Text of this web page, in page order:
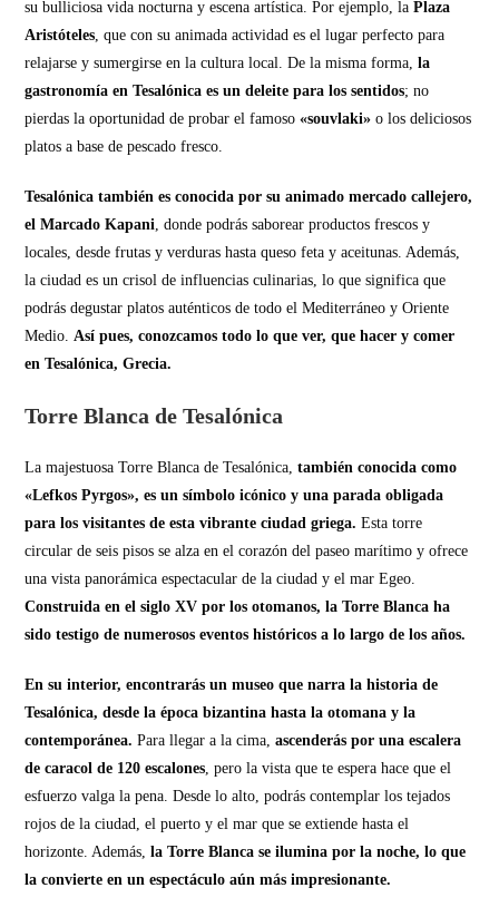
su bulliciosa vida nocturna y escena artística. Por ejemplo, laPlaza
Aristóteles, que con su animada actividad es el lugar perfecto para
relajarse y sumergirse en la cultura local. De la misma forma,la
gastronomía en Tesalónica es un deleite para los sentidos; no
pierdas la oportunidad de probar el famoso «souvlaki» o los deliciosos
platos a base de pescado fresco.
Tesalónica también es conocida por su animado mercado callejero,
el Marcado Kapani, donde podrás saborear productos frescos y
locales, desde frutas y verduras hasta queso feta y aceitunas. Además,
la ciudad es un crisol de influencias culinarias, lo que significa que
podrás degustar platos auténticos de todo el Mediterráneo y Oriente
Medio.Así pues, conozcamos todo lo que ver, que hacer y comer
en Tesalónica, Grecia.
Torre Blanca de Tesalónica
La majestuosa Torre Blanca de Tesalónica,también conocida como
«Lefkos Pyrgos», es un símbolo icónico y una parada obligada
para los visitantes de esta vibrante ciudad griega.Esta torre
circular de seis pisos se alza en el corazón del paseo marítimo y ofrece
una vista panorámica espectacular de la ciudad y el mar Egeo.
Construida en el siglo XV por los otomanos, la Torre Blanca ha
sido testigo de numerosos eventos históricos a lo largo de los años.
En su interior, encontrarás un museo que narra la historia de
Tesalónica, desde la época bizantina hasta la otomana y la
contemporánea.Para llegar a la cima, ascenderás por una escalera
de caracol de 120 escalones, pero la vista que te espera hace que el
esfuerzo valga la pena. Desde lo alto, podrás contemplar los tejados
rojos de la ciudad, el puerto y el mar que se extiende hasta el
horizonte. Además,la Torre Blanca se ilumina por la noche, lo que
la convierte en un espectáculo aún más impresionante.